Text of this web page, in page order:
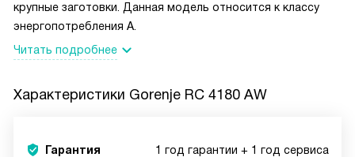
крупные заготовки. Данная модель относится к классу
энергопотребления А.
Читать подробнее
Характеристики Gorenje RC 4180 AW
Гарантия 1 год гарантии + 1 год сервиса